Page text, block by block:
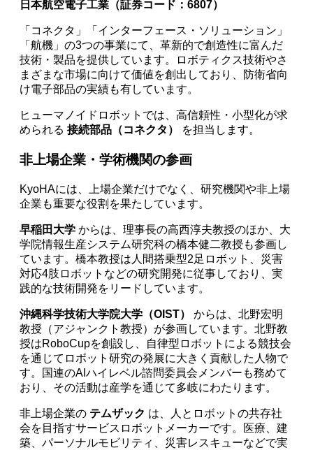
日本航空電子工業（証券コード：6807）
「コネクタ」「インターフェース・ソリューション」
「航機」の3つの事業にて、革新的で創造性に富んだ
技術・製品を提供しています。ロボティクス技術やさ
まざまな市場に向けて価値を創出しており、防衛省向
け電子部品の実績も有しています。
ヒューマノイドロボットでは、高信頼性・小型化が求
められる接続部品（コネクタ） を担当します。
非上場企業・学術機関の参画
KyoHAには、上場企業だけでなく、研究機関や非上場
企業も重要な役割を果たしています。
早稲田大学 からは、理事長の高西淳夫教授のほか、大
学院情報生産システム研究科の橋本健二教授も参画し
ています。橋本教授は人間搭乗型2足ロボット、災害
対応4肢ロボットなどの研究開発に従事しており、実
践的な技術開発をリードしています。
沖縄科学技術大学院大学（OIST）
からは、北野宏明
教授（アジャンクト教授）が参画しています。北野教
授はRoboCupを創設し、自律型ロボットによる競技会
を通じてロボット研究の発展に大きく貢献した人物で
す。国連のAIハイレベル諮問委員会メンバーも務めて
おり、その活動は産学を通じて多岐にわたります。
非上場企業の テムザック は、人とロボットの共存社
会を目指すサービスロボットメーカーです。医療、建
築、パーソナルモビリティ、災害レスキューなどで実